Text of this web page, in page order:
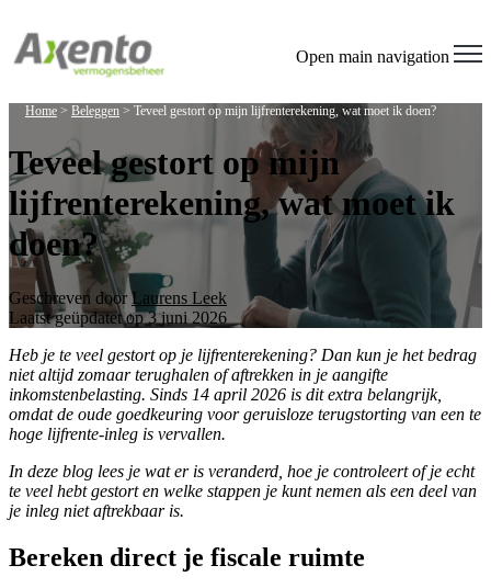
Open main navigation
Home > Beleggen > Teveel gestort op mijn lijfrenterekening, wat moet ik doen?
Teveel gestort op mijn
lijfrenterekening, wat moet ik
doen?
Geschreven doorLaurens Leek
Laatst geüpdatet op 3 juni 2026
Heb je te veel gestort op je lijfrenterekening? Dan kun je het bedrag
niet altijd zomaar terughalen of aftrekken in je aangifte
inkomstenbelasting. Sinds 14 april 2026 is dit extra belangrijk,
omdat de oude goedkeuring voor geruisloze terugstorting van een te
hoge lijfrente-inleg is vervallen.
In deze blog lees je wat er is veranderd, hoe je controleert of je echt
te veel hebt gestort en welke stappen je kunt nemen als een deel van
je inleg niet aftrekbaar is.
Bereken direct je fiscale ruimte